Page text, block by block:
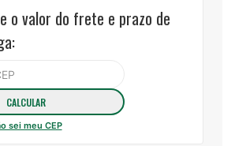
o valor do frete e prazo de
sei meu CEP